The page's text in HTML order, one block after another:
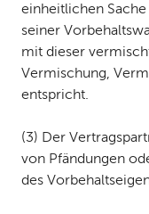
einheitlichen
seiner
mit dieser
Vermischung,
entspricht.
(3) Der
von Pfändungen
des